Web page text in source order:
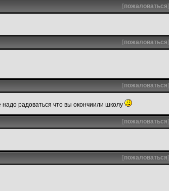
[пожаловаться]
[пожаловаться]
[пожаловаться]
радоваться что вы окончиили школу
[пожаловаться]
[пожаловаться]